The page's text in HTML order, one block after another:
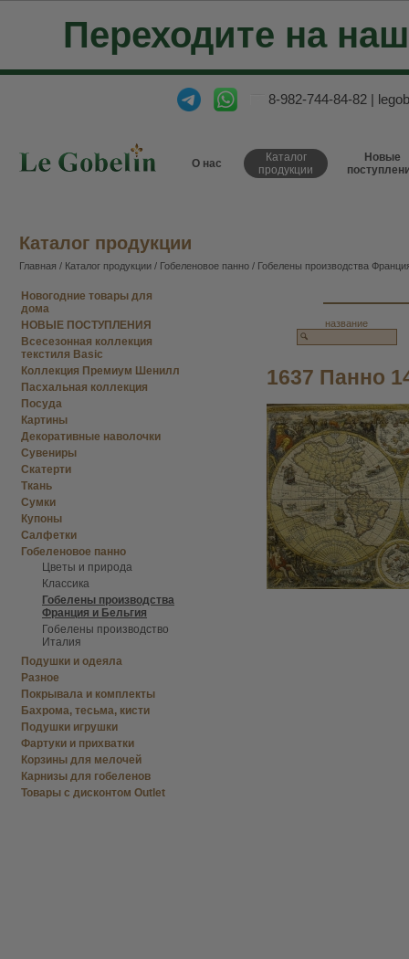
Переходите на
8-982-744-84-82 |
О нас
Каталог
продукции
Новые
Каталог продукции
Главная / Каталог продукции / Гобеленовое панно / Гобелены производства
Новогодние товары для
дома
НОВЫЕ ПОСТУПЛЕНИЯ
Всесезонная коллекция
текстиля Basic
Коллекция Премиум Шенилл
Пасхальная коллекция
Посуда
Картины
Декоративные наволочки
Сувениры
Скатерти
Ткань
Сумки
Купоны
Салфетки
Гобеленовое панно
Цветы и природа
Классика
Гобелены производства
Франция и Бельгия
Гобелены производство
Италия
Подушки и одеяла
Разное
Покрывала и комплекты
Бахрома, тесьма, кисти
Подушки игрушки
Фартуки и прихватки
Корзины для мелочей
Карнизы для гобеленов
Товары с дисконтом Outlet
название
1637 Панно